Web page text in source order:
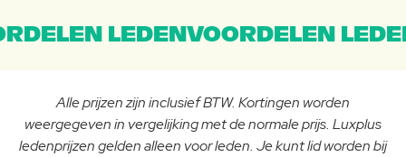
LEDENVOORDELEN
Alle prijzen zijn inclusief BTW. Kortingen worden
weergegeven in vergelijking met de normale prijs. Luxplus
ledenprijzen gelden alleen voor leden. Je kunt lid worden bij